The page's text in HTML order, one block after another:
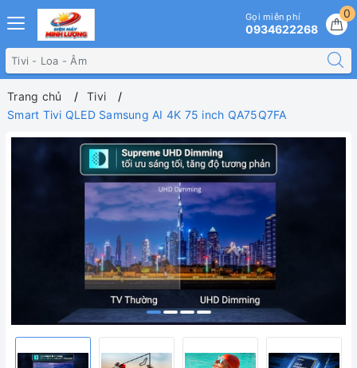
0
Gọi miễn phí
0934622268
Trang chủ
Tivi
Smart Tivi QLED Samsung AI 4K 75 inch QA75Q7FA